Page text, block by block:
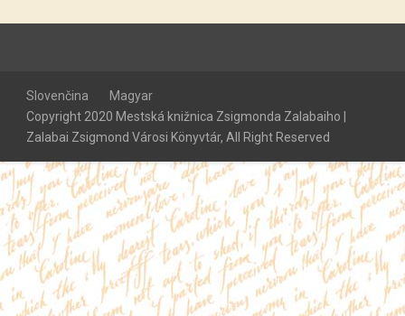
Slovenčina
Magyar
Copyright 2020 Mestská knižnica Zsigmonda Zalabaiho |
Zalabai Zsigmond Városi Könyvtár, All Right Reserved